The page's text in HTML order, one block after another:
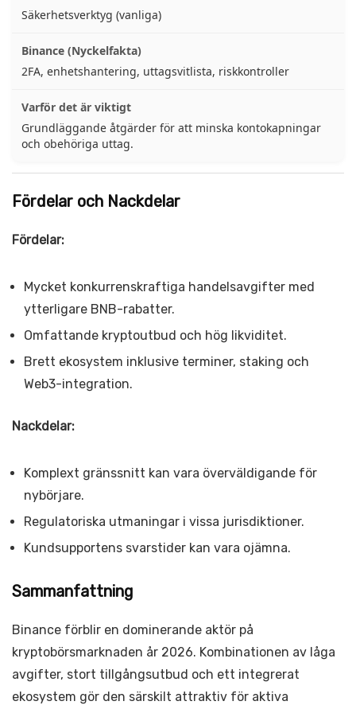
Säkerhetsverktyg (vanliga)
2FA, enhetshantering, uttagsvitlista, riskkontroller
Grundläggande åtgärder för att minska kontokapningar
och obehöriga uttag.
Fördelar och Nackdelar
Fördelar:
Mycket konkurrenskraftiga handelsavgifter med
ytterligare BNB-rabatter.
Omfattande kryptoutbud och hög likviditet.
Brett ekosystem inklusive terminer, staking och
Web3-integration.
Nackdelar:
Komplext gränssnitt kan vara överväldigande för
nybörjare.
Regulatoriska utmaningar i vissa jurisdiktioner.
Kundsupportens svarstider kan vara ojämna.
Sammanfattning
Binance förblir en dominerande aktör på
kryptobörsmarknaden år 2026. Kombinationen av låga
avgifter, stort tillgångsutbud och ett integrerat
ekosystem gör den särskilt attraktiv för aktiva